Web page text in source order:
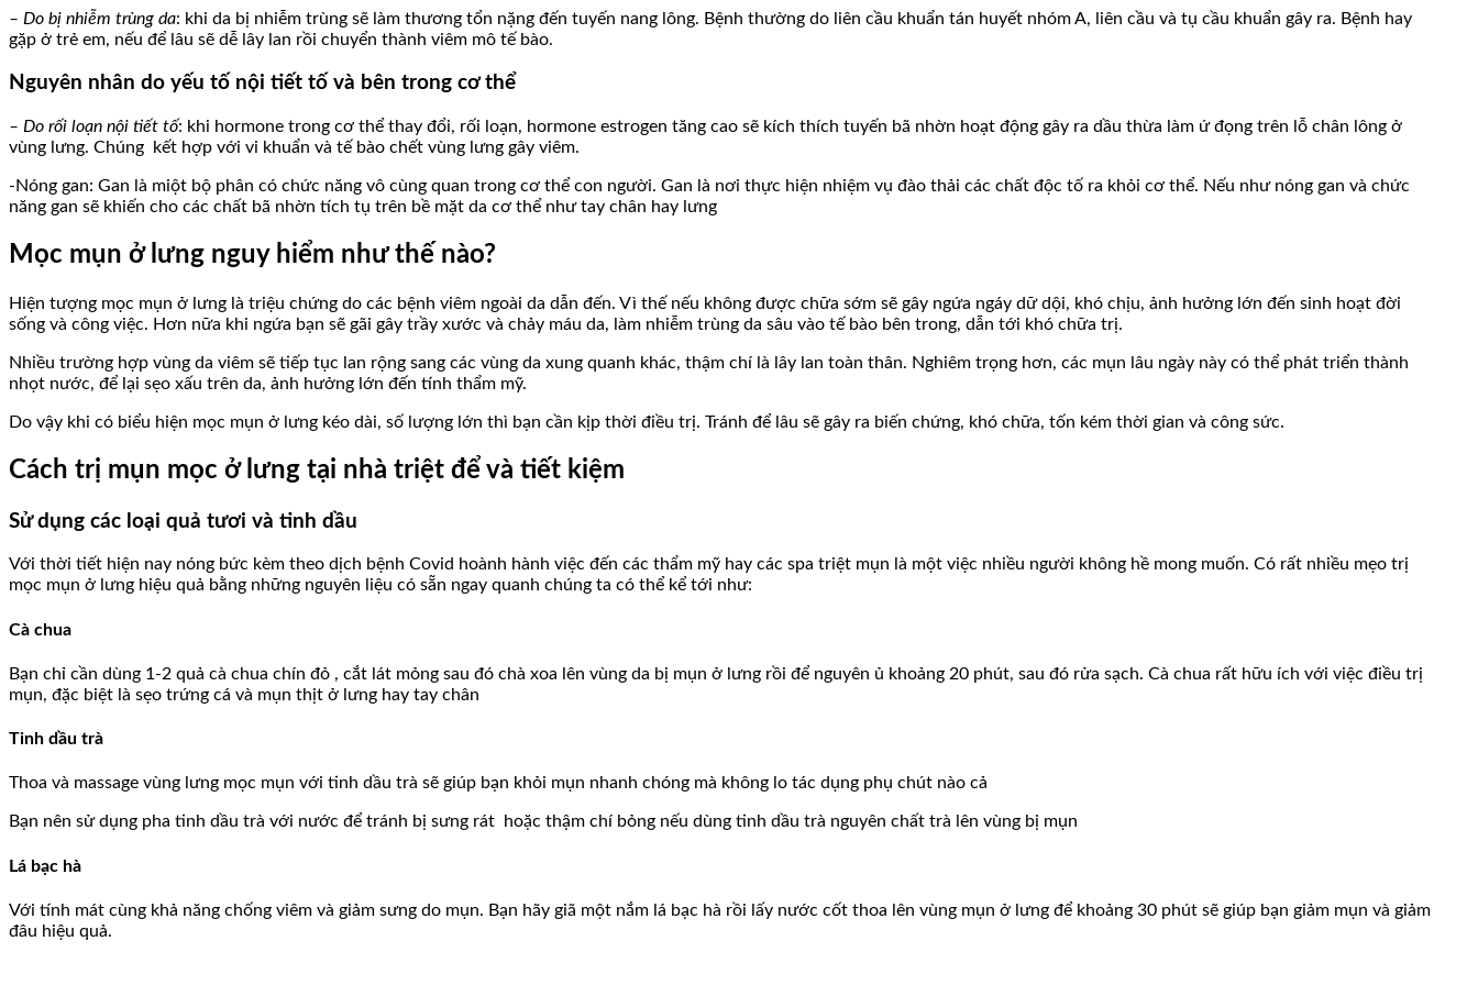
– Do bị nhiễm trùng da: khi da bị nhiễm trùng sẽ làm thương tổn nặng đến tuyến nang lông. Bệnh thường do liên cầu khuẩn tán huyết nhóm A, liên cầu và tụ cầu khuẩn gây ra. Bệnh hay
gặp ở trẻ em, nếu để lâu sẽ dễ lây lan rồi chuyển thành viêm mô tế bào.
Nguyên nhân do yếu tố nội tiết tố và bên trong cơ thể
– Do rối loạn nội tiết tố: khi hormone trong cơ thể thay đổi, rối loạn, hormone estrogen tăng cao sẽ kích thích tuyến bã nhờn hoạt động gây ra dầu thừa làm ứ đọng trên lỗ chân lông ở
vùng lưng. Chúng kết hợp với vi khuẩn và tế bào chết vùng lưng gây viêm.
-Nóng gan: Gan là miột bộ phân có chức năng vô cùng quan trong cơ thể con người. Gan là nơi thực hiện nhiệm vụ đào thải các chất độc tố ra khỏi cơ thể. Nếu như nóng gan và chức
năng gan sẽ khiến cho các chất bã nhờn tích tụ trên bề mặt da cơ thể như tay chân hay lưng
Mọc mụn ở lưng nguy hiểm như thế nào?
Hiện tượng mọc mụn ở lưng là triệu chứng do các bệnh viêm ngoài da dẫn đến. Vì thế nếu không được chữa sớm sẽ gây ngứa ngáy dữ dội, khó chịu, ảnh hưởng lớn đến sinh hoạt đời
sống và công việc. Hơn nữa khi ngứa bạn sẽ gãi gây trầy xước và chảy máu da, làm nhiễm trùng da sâu vào tế bào bên trong, dẫn tới khó chữa trị.
Nhiều trường hợp vùng da viêm sẽ tiếp tục lan rộng sang các vùng da xung quanh khác, thậm chí là lây lan toàn thân. Nghiêm trọng hơn, các mụn lâu ngày này có thể phát triển thành
nhọt nước, để lại sẹo xấu trên da, ảnh hưởng lớn đến tính thẩm mỹ.
Do vậy khi có biểu hiện mọc mụn ở lưng kéo dài, số lượng lớn thì bạn cần kịp thời điều trị. Tránh để lâu sẽ gây ra biến chứng, khó chữa, tốn kém thời gian và công sức.
Cách trị mụn mọc ở lưng tại nhà triệt để và tiết kiệm
Sử dụng các loại quả tươi và tinh dầu
Với thời tiết hiện nay nóng bức kèm theo dịch bệnh Covid hoành hành việc đến các thẩm mỹ hay các spa triệt mụn là một việc nhiều người không hề mong muốn. Có rất nhiều mẹo trị
mọc mụn ở lưng hiệu quả bằng những nguyên liệu có sẵn ngay quanh chúng ta có thể kể tới như:
Cà chua
Bạn chỉ cần dùng 1-2 quả cà chua chín đỏ , cắt lát mỏng sau đó chà xoa lên vùng da bị mụn ở lưng rồi để nguyên ủ khoảng 20 phút, sau đó rửa sạch. Cà chua rất hữu ích với việc điều trị
mụn, đặc biệt là sẹo trứng cá và mụn thịt ở lưng hay tay chân
Tinh dầu trà
Thoa và massage vùng lưng mọc mụn với tinh dầu trà sẽ giúp bạn khỏi mụn nhanh chóng mà không lo tác dụng phụ chút nào cả
Bạn nên sử dụng pha tinh dầu trà với nước để tránh bị sưng rát hoặc thậm chí bỏng nếu dùng tinh dầu trà nguyên chất trà lên vùng bị mụn
Lá bạc hà
Với tính mát cùng khả năng chống viêm và giảm sưng do mụn. Bạn hãy giã một nắm lá bạc hà rồi lấy nước cốt thoa lên vùng mụn ở lưng để khoảng 30 phút sẽ giúp bạn giảm mụn và giảm
đâu hiệu quả.